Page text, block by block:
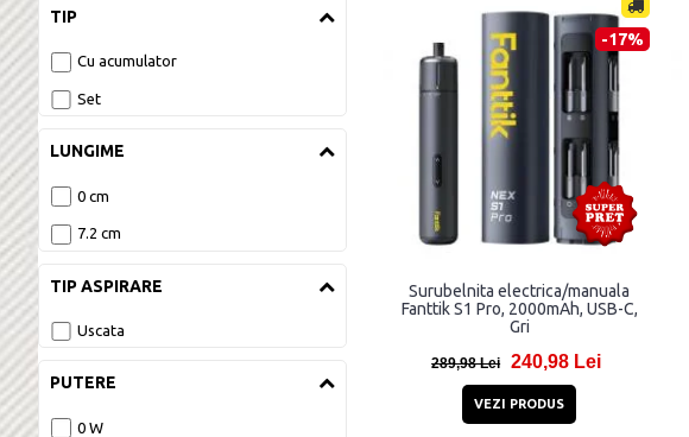
TIP
Cu acumulator
Set
LUNGIME
0 cm
7.2 cm
TIP ASPIRARE
Uscata
PUTERE
0 W
-17%
Surubelnita electrica/manuala
Fanttik S1 Pro, 2000mAh, USB-C,
Gri
289,98 Lei 240,98 Lei
VEZI PRODUS